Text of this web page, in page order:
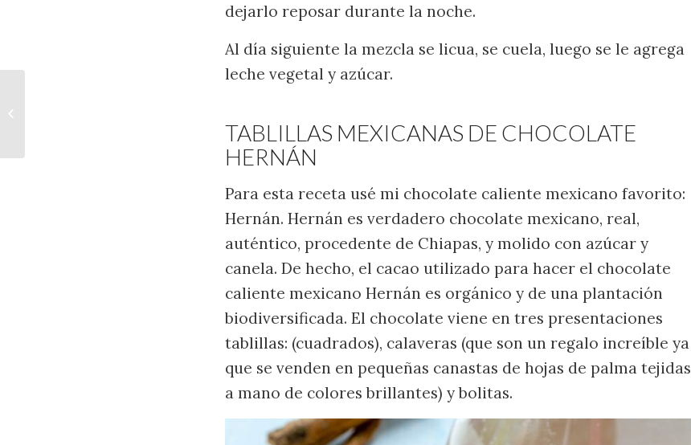
dejarlo reposar durante la noche.
Al día siguiente la mezcla se licua, se cuela, luego se le agrega
leche vegetal y azúcar.
TABLILLAS MEXICANAS DE CHOCOLATE
HERNÁN
Para esta receta usé mi chocolate caliente mexicano favorito:
Hernán. Hernán es verdadero chocolate mexicano, real,
auténtico, procedente de Chiapas, y molido con azúcar y
canela. De hecho, el cacao utilizado para hacer el chocolate
caliente mexicano Hernán es orgánico y de una plantación
biodiversificada. El chocolate viene en tres presentaciones
tablillas: (cuadrados), calaveras (que son un regalo increíble ya
que se venden en pequeñas canastas de hojas de palma tejidas
a mano de colores brillantes) y bolitas.